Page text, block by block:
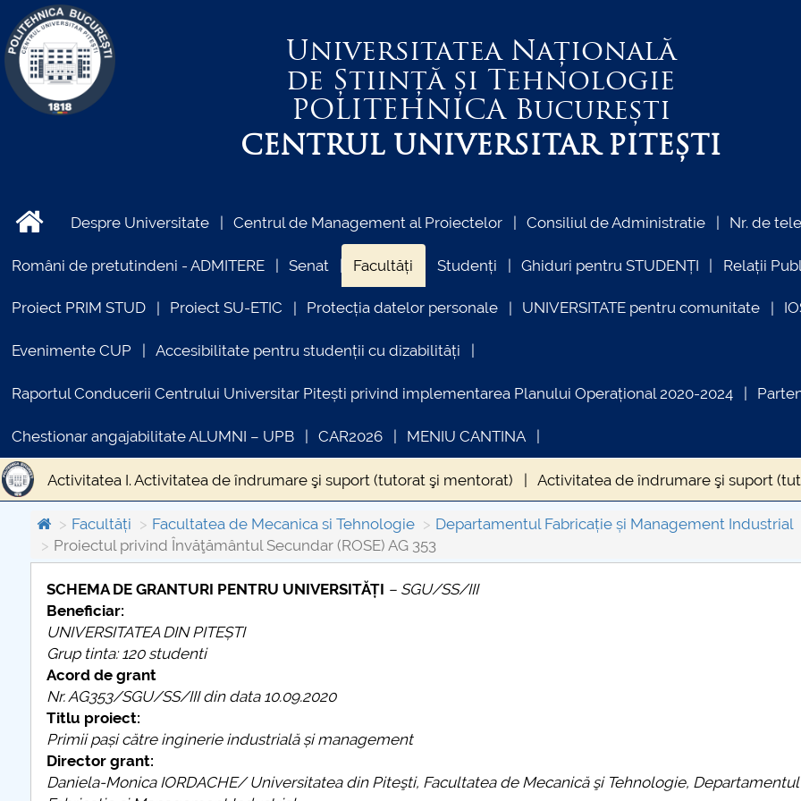
Universitatea Națională
de Știință și Tehnologie
POLITEHNICABucurești
CENTRUL UNIVERSITAR PITEȘTI
Despre Universitate Centrul de Management al Proiectelor Consiliul de Administratie Nr. de
Români de pretutindeni - ADMITERE Senat Facultăți Studenți Ghiduri pentru STUDENȚI Relații
Proiect PRIM STUD Proiect SU-ETIC Protecția datelor personale UNIVERSITATE pentru comunitate
Evenimente CUP Accesibilitate pentru studenții cu dizabilități
Raportul Conducerii Centrului Universitar Pitești privind implementarea Planului Operațional 2020-2024
Chestionar angajabilitate ALUMNI – UPB CAR2026 MENIU CANTINA
Activitatea I. Activitatea de îndrumare şi suport (tutorat şi mentorat) Activitatea de îndrumare şi suport
Activitatea II. Elaborarea şi furnizarea de programe remediale
Activitatea III. Elaborarea şi implementarea programului de dezvoltare a competențelor cheie de învățare
Activitatea IV. Elaborarea şi implementarea programului de dezvoltare personală şi abilităţi socio-emoţionale
Activitatea V. Activitatea de consiliere şi orientare în carieră
Facultăți
Facultatea de Mecanica si Tehnologie
Departamentul Fabricație și Management Industrial
Proiectul privind Învăţământul Secundar (ROSE) AG 353
SCHEMA DE GRANTURI PENTRU UNIVERSITĂȚI – SGU/SS/III
Beneficiar:
UNIVERSITATEA DIN PITEȘTI
Grup tinta: 120 studenti
Acord de grant
Nr. AG353/SGU/SS/IIIdin data 10.09.2020
Titlu proiect:
Primii pași către inginerie industrială și management
Director grant:
Daniela-Monica IORDACHE/ Universitatea din Piteşti, Facultatea de Mecanică şi Tehnologie,
COMUNICAT DE PRESA
PRIMSTUD 26.03.2026